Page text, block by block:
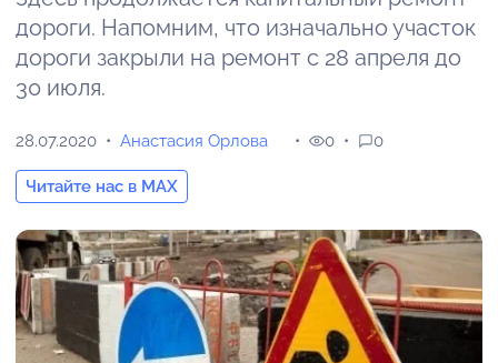
дороги. Напомним, что изначально участок
дороги закрыли на ремонт с 28 апреля до
30 июля.
28.07.2020 Анастасия Орлова
Читайте нас в MAX
0 0